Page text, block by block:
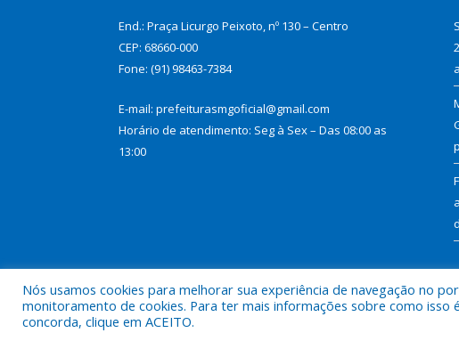
End.: Praça Licurgo Peixoto, nº 130 – Centro
CEP: 68660-000
Fone: (91) 98463-7384
E-mail: prefeiturasmgoficial@gmail.com
Horário de atendimento: Seg à Sex – Das 08:00 as
13:00
Nós usamos cookies para melhorar sua experiência de navegação no
monitoramento de cookies. Para ter mais informações sobre como isso
concorda, clique em ACEITO.